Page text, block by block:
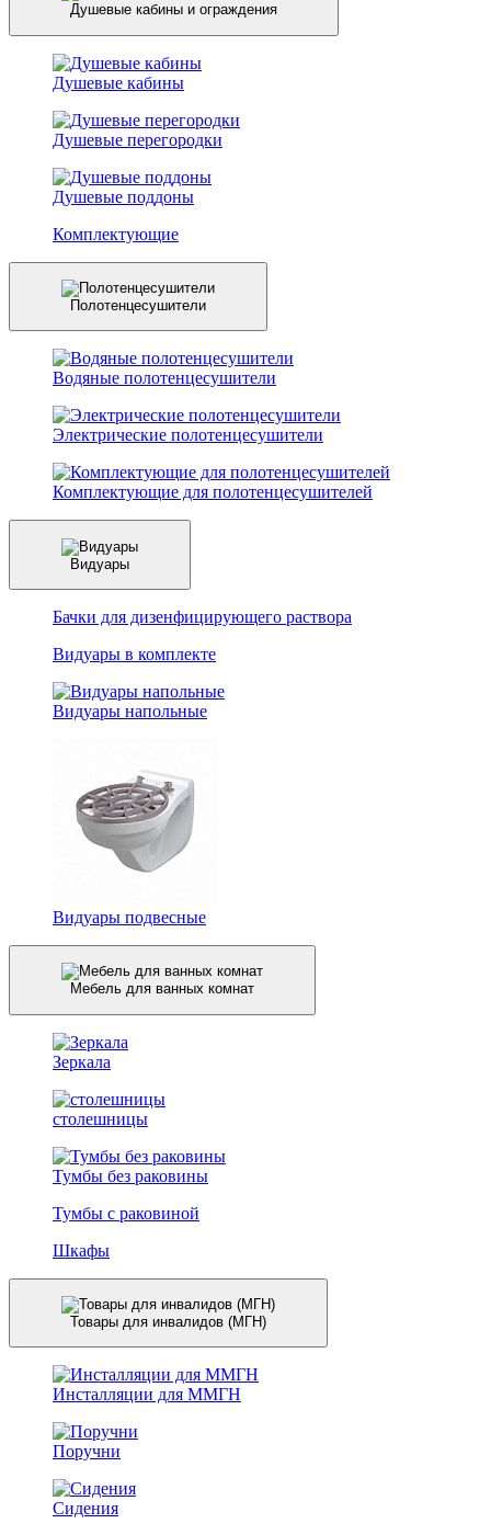
Душевые кабины и ограждения
Душевые кабины
Душевые перегородки
Душевые поддоны
Комплектующие
Полотенцесушители
Водяные полотенцесушители
Электрические полотенцесушители
Комплектующие для полотенцесушителей
Видуары
Бачки для дизенфицирующего раствора
Видуары в комплекте
Видуары напольные
Видуары подвесные
Мебель для ванных комнат
Зеркала
столешницы
Тумбы без раковины
Тумбы с раковиной
Шкафы
Товары для инвалидов (МГН)
Инсталляции для ММГН
Поручни
Сидения